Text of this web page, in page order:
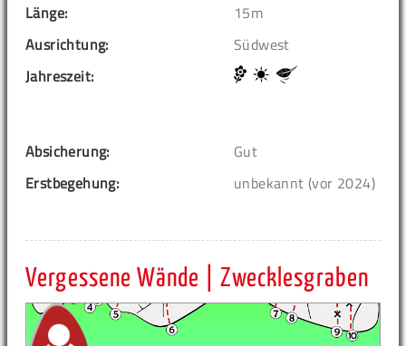
Länge:
15m
Ausrichtung:
Südwest
Jahreszeit:
Absicherung:
Gut
Erstbegehung:
unbekannt (vor 2024)
Vergessene Wände | Zwecklesgraben